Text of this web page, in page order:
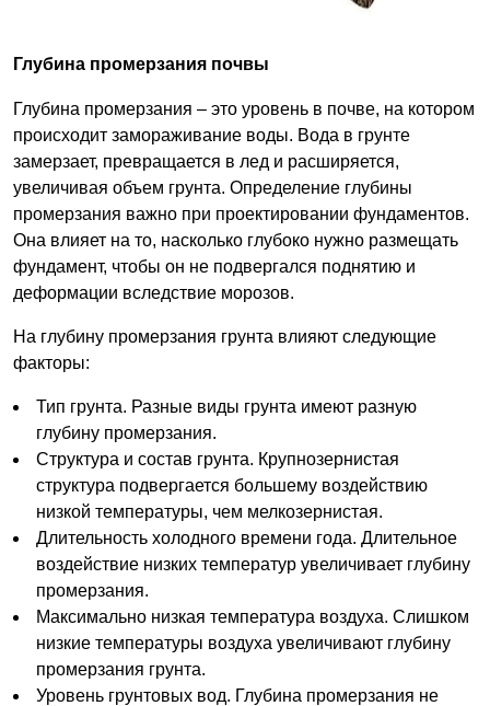
Глубина промерзания почвы
Глубина промерзания – это уровень в почве, на котором
происходит замораживание воды. Вода в грунте
замерзает, превращается в лед и расширяется,
увеличивая объем грунта. Определение глубины
промерзания важно при проектировании фундаментов.
Она влияет на то, насколько глубоко нужно размещать
фундамент, чтобы он не подвергался поднятию и
деформации вследствие морозов.
На глубину промерзания грунта влияют следующие
факторы:
Тип грунта. Разные виды грунта имеют разную
глубину промерзания.
Структура и состав грунта. Крупнозернистая
структура подвергается большему воздействию
низкой температуры, чем мелкозернистая.
Длительность холодного времени года. Длительное
воздействие низких температур увеличивает глубину
промерзания.
Максимально низкая температура воздуха. Слишком
низкие температуры воздуха увеличивают глубину
промерзания грунта.
Уровень грунтовых вод. Глубина промерзания не